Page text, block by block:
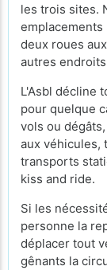
les trois sites.
deux roues
autres
L'Asbl décline
pour quelque
vols ou
aux véhicules,
transports
kiss and ride.
Si les
personne la
déplacer tout
gênants la